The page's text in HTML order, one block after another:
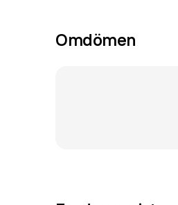
Omdömen